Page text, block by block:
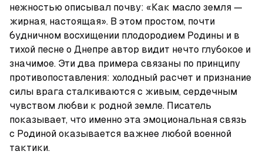
нежностью описывал почву: «Как масло земля —
жирная, настоящая». В этом простом, почти
будничном восхищении плодородием Родины и в
тихой песне о Днепре автор видит нечто глубокое и
значимое. Эти два примера связаны по принципу
противопоставления: холодный расчет и признание
силы врага сталкиваются с живым, сердечным
чувством любви к родной земле. Писатель
показывает, что именно эта эмоциональная связь
с Родиной оказывается важнее любой военной
тактики.